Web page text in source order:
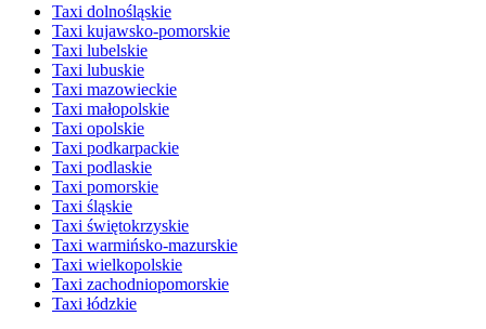
Taxi dolnośląskie
Taxi kujawsko-pomorskie
Taxi lubelskie
Taxi lubuskie
Taxi mazowieckie
Taxi małopolskie
Taxi opolskie
Taxi podkarpackie
Taxi podlaskie
Taxi pomorskie
Taxi śląskie
Taxi świętokrzyskie
Taxi warmińsko-mazurskie
Taxi wielkopolskie
Taxi zachodniopomorskie
Taxi łódzkie